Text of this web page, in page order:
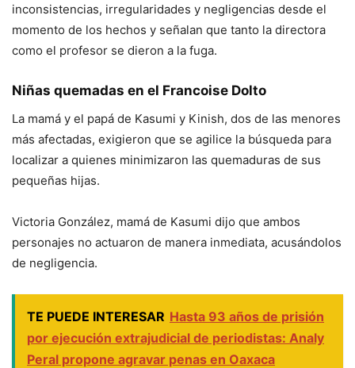
inconsistencias, irregularidades y negligencias desde el
momento de los hechos y señalan que tanto la directora
como el profesor se dieron a la fuga.
Niñas quemadas en el Francoise Dolto
La mamá y el papá de Kasumi y Kinish, dos de las menores
más afectadas, exigieron que se agilice la búsqueda para
localizar a quienes minimizaron las quemaduras de sus
pequeñas hijas.
Victoria González, mamá de Kasumi dijo que ambos
personajes no actuaron de manera inmediata, acusándolos
de negligencia.
TE PUEDE INTERESAR Hasta 93 años de prisión
por ejecución extrajudicial de periodistas: Analy
Peral propone agravar penas en Oaxaca